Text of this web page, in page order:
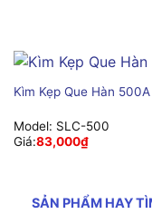
Kìm Kẹp Que Hàn
Model: SLC-500
Giá:83,000₫
SẢN PHẨM HAY